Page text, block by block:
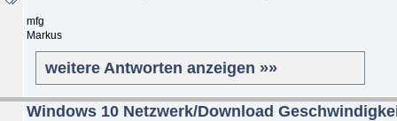
mfg
Markus
weitere Antworten anzeigen »»
Windows 10 Netzwerk/Download